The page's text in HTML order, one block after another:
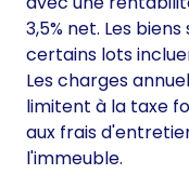
3,5% net. Les
certains lots
Les charges
limitent à la taxe
aux frais
l'immeuble.